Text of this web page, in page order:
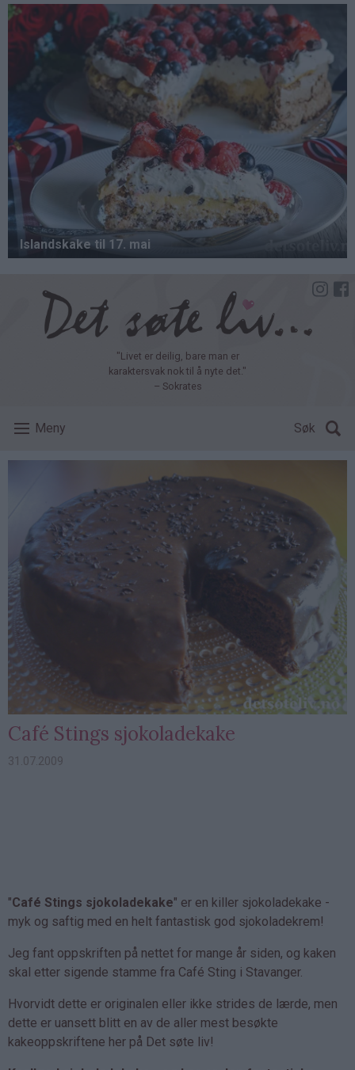
Hopp
hovedinnhold
"Livet er deilig, bare man er
karaktersvak nok til å nyte det."
– Sokrates
Meny Søk
Café Stings sjokoladekake
31.07.2009
"Café Stings sjokoladekake" er en killer sjokoladekake -
myk og saftig med en helt fantastisk god sjokoladekrem!
Jeg fant oppskriften på nettet for mange år siden, og kaken
skal etter sigende stamme fra Café Sting i Stavanger.
Hvorvidt dette er originalen eller ikke strides de lærde, men
dette er uansett blitt en av de aller mest besøkte
kakeoppskriftene her på Det søte liv!